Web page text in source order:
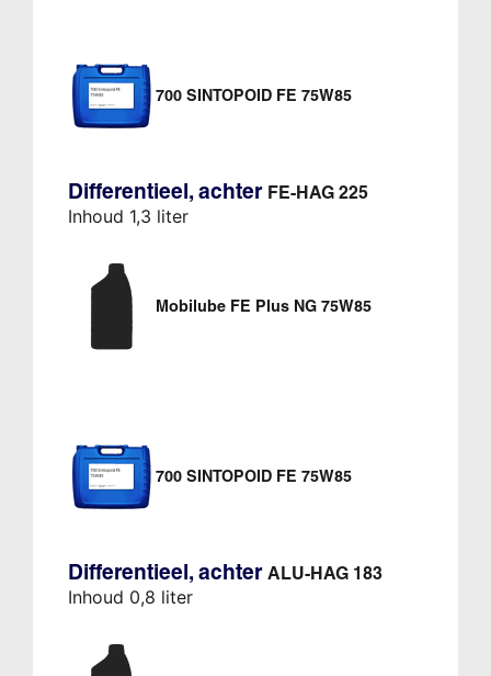
700 SINTOPOID FE 75W85
Differentieel, achter FE-HAG 225
Inhoud 1,3 liter
Mobilube FE Plus NG 75W85
700 SINTOPOID FE 75W85
Differentieel, achter ALU-HAG 183
Inhoud 0,8 liter